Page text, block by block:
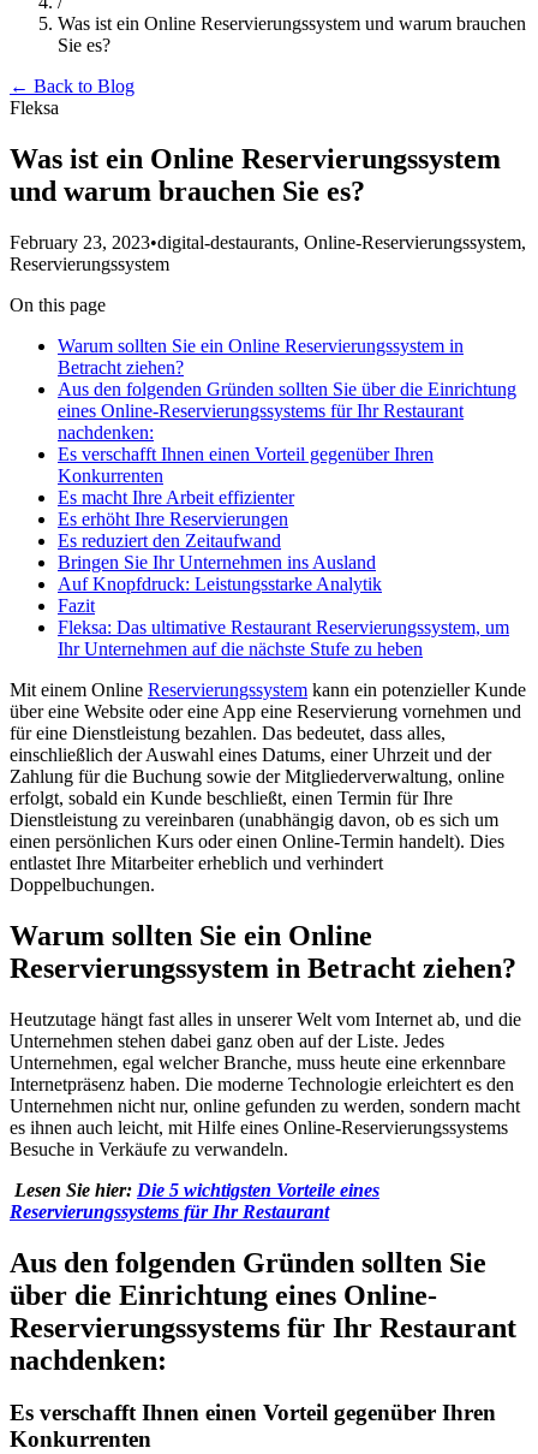
Was ist ein Online Reservierungssystem und warum brauchen
Sie es?
← Back to Blog
Fleksa
Was ist ein Online Reservierungssystem
und warum brauchen Sie es?
February 23, 2023•digital-destaurants, Online-Reservierungssystem,
Reservierungssystem
On this page
Warum sollten Sie ein Online Reservierungssystem in
Betracht ziehen?
Aus den folgenden Gründen sollten Sie über die Einrichtung
eines Online-Reservierungssystems für Ihr Restaurant
nachdenken:
Es verschafft Ihnen einen Vorteil gegenüber Ihren
Konkurrenten
Es macht Ihre Arbeit effizienter
Es erhöht Ihre Reservierungen
Es reduziert den Zeitaufwand
Bringen Sie Ihr Unternehmen ins Ausland
Auf Knopfdruck: Leistungsstarke Analytik
Fazit
Fleksa: Das ultimative Restaurant Reservierungssystem, um
Ihr Unternehmen auf die nächste Stufe zu heben
Mit einem Online Reservierungssystem kann ein potenzieller Kunde
über eine Website oder eine App eine Reservierung vornehmen und
für eine Dienstleistung bezahlen. Das bedeutet, dass alles,
einschließlich der Auswahl eines Datums, einer Uhrzeit und der
Zahlung für die Buchung sowie der Mitgliederverwaltung, online
erfolgt, sobald ein Kunde beschließt, einen Termin für Ihre
Dienstleistung zu vereinbaren (unabhängig davon, ob es sich um
einen persönlichen Kurs oder einen Online-Termin handelt). Dies
entlastet Ihre Mitarbeiter erheblich und verhindert
Doppelbuchungen.
Warum sollten Sie ein Online
Reservierungssystem in Betracht ziehen?
Heutzutage hängt fast alles in unserer Welt vom Internet ab, und die
Unternehmen stehen dabei ganz oben auf der Liste. Jedes
Unternehmen, egal welcher Branche, muss heute eine erkennbare
Internetpräsenz haben. Die moderne Technologie erleichtert es den
Unternehmen nicht nur, online gefunden zu werden, sondern macht
es ihnen auch leicht, mit Hilfe eines Online-Reservierungssystems
Besuche in Verkäufe zu verwandeln.
‍ Lesen Sie hier: Die 5 wichtigsten Vorteile eines
Reservierungssystems für Ihr Restaurant
Aus den folgenden Gründen sollten Sie
über die Einrichtung eines Online-
Reservierungssystems für Ihr Restaurant
nachdenken:
Es verschafft Ihnen einen Vorteil gegenüber Ihren
Konkurrenten